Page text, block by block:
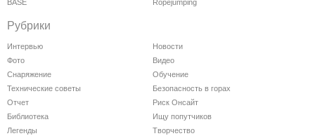
BASE
Ropejumping
Рубрики
Интервью
Новости
Фото
Видео
Снаряжение
Обучение
Технические советы
Безопасность в горах
Отчет
Риск Онсайт
Библиотека
Ищу попутчиков
Легенды
Творчество